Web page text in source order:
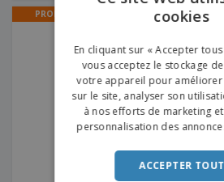
PROMO
Verre à
cookies
En cliquant sur « Accepter
vous acceptez le stockage
votre appareil pour améliorer
sur le site, analyser son
à nos efforts de marketing
personnalisation des
ACCEPTER TOUT